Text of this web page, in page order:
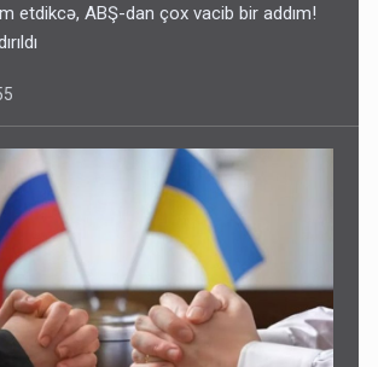
etdikcə, ABŞ-dan çox vacib bir addım!